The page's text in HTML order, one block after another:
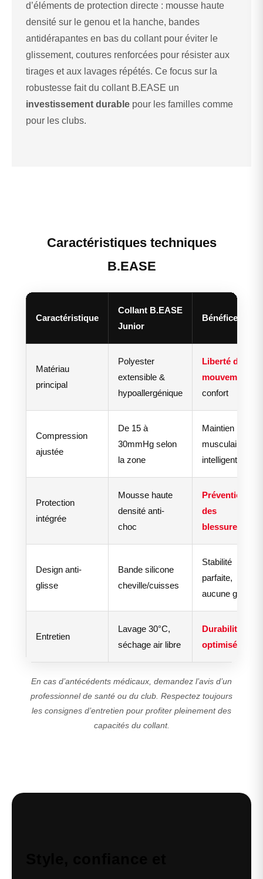
d’éléments de protection directe : mousse haute
densité sur le genou et la hanche, bandes
antidérapantes en bas du collant pour éviter le
glissement, coutures renforcées pour résister aux
tirages et aux lavages répétés. Ce focus sur la
robustesse fait du collant B.EASE un
investissement durable pour les familles comme
pour les clubs.
Caractéristiques techniques
B.EASE
Caractéristique
Collant B.EASE
Junior
Bénéfice clé
Matériau
principal
Polyester
extensible &
hypoallergénique
Liberté de
mouvement
confort
Compression
ajustée
De 15 à
30mmHg selon
la zone
Maintien
musculaire
intelligent
Protection
intégrée
Mousse haute
densité anti-
choc
Prévention
des
blessures
Design anti-
glisse
Bande silicone
cheville/cuisses
Stabilité
parfaite,
aucune gêne
Entretien
Lavage 30°C,
séchage air libre
Durabilité
optimisée
En cas d’antécédents médicaux, demandez l’avis d’un
professionnel de santé ou du club. Respectez toujours
les consignes d’entretien pour profiter pleinement des
capacités du collant.